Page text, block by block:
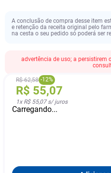
A conclusão de compra desse item
e retenção da receita original pelo
na cesta o seu pedido só poderá ser
advertência de uso; a persistirem
R$ 62,58 -12%
R$ 55,07
1x R$ 55,07s/ juros
Carregando...